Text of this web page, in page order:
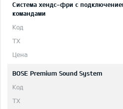
Система хендс-фри с
командами
BOSE Premium Sound System